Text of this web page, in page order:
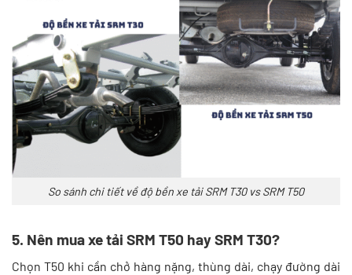
So sánh chi tiết về độ bền xe tải SRM T30 vs SRM T50
5. Nên mua xe tải SRM T50 hay SRM T30?
Chọn T50 khi cần chở hàng nặng, thùng dài, chạy đường dài